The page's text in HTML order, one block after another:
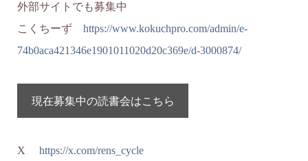
外部サイトでも募集中
こくちーず https://www.kokuchpro.com/admin/e-
74b0aca421346e1901011020d20c369e/d-3000874/
現在募集中の読書会はこちら
X
https://x.com/rens_cycle